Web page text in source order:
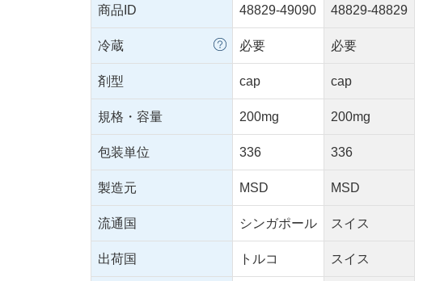
商品ID 48829-49090 48829-48829
冷蔵 必要 必要
剤型 cap cap
規格・容量 200mg 200mg
包装単位 336 336
製造元 MSD MSD
流通国 シンガポール スイス
出荷国 トルコ スイス